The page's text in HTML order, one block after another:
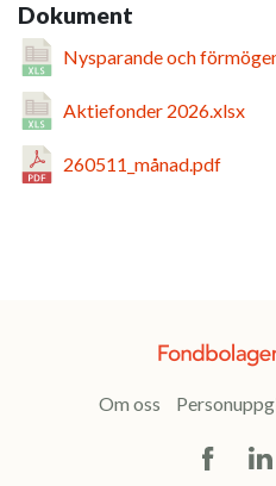
Dokument
Nysparande och
Aktiefonder 2026.xlsx
260511_månad.pdf
Om oss